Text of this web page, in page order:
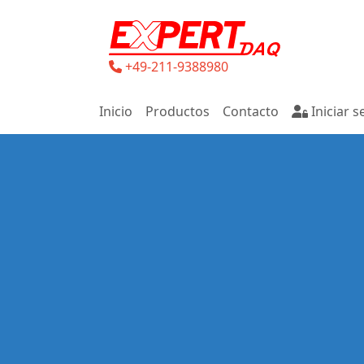
+49-211-9388980
Inicio Productos Contacto Iniciar